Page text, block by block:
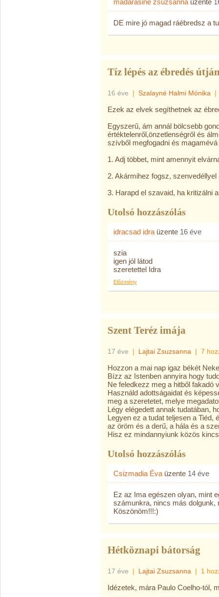
madarasiné zsuzsanna üzente
DE mire jó magad ráébredsz a
Tíz lépés az ébredés
16 éve | Szalayné Halmi Mónika |
Ezek az elvek segíthetnek az
Egyszerű, ám annál bölcsebb
értéktelenről,önzetlenségről és
szívből megfogadni és
1. Adj többet, mint amennyit
2. Akármihez fogsz, szenvedéllyel
3. Harapd el szavaid, ha kritizálni
Utolsó hozzászólás
idracsad idra üzente 16 éve
szia
igen jól látod
szeretettel Idra
Előzmény
Szent Teréz imája
17 éve | Lajtai Zsuzsanna | 7
Hozzon a mai nap igaz békét
Bízz az Istenben annyira hogy
Ne feledkezz meg a hitből fakadó
Használd adottságaidat és
meg a szeretetet, melye
Légy elégedett annak tudatában,
Legyen ez a tudat teljesen a Tiéd,
az öröm és a derű, a hála és a
Hisz ez mindannyiunk közös
Utolsó hozzászólás
Csizmadia Éva üzente 14 éve
Ez az Ima egészen olyan, mint
számunkra, nincs más dolgunk,
Köszönöm!!!:)
Hétköznapi bátorság
17 éve | Lajtai Zsuzsanna | 1
Idézetek, mára Paulo Coelho-tól,